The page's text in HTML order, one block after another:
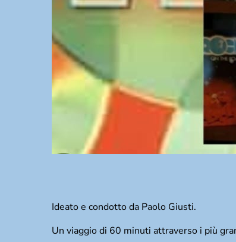
Ideato e condotto da Paolo Giusti.
Un viaggio di 60 minuti attraverso i più